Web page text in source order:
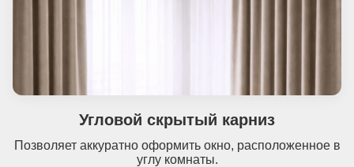
Угловой скрытый карниз
Позволяет аккуратно оформить окно, расположенное в
углу комнаты.